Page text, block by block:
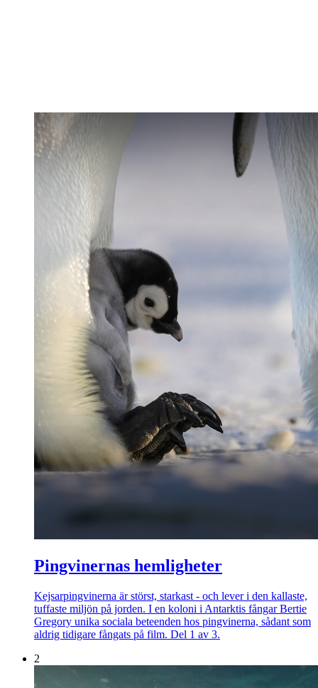
Pingvinernas hemligheter
Kejsarpingvinerna är störst, starkast - och lever i den kallaste,
tuffaste miljön på jorden. I en koloni i Antarktis fångar Bertie
Gregory unika sociala beteenden hos pingvinerna, sådant som
aldrig tidigare fångats på film. Del 1 av 3.
2